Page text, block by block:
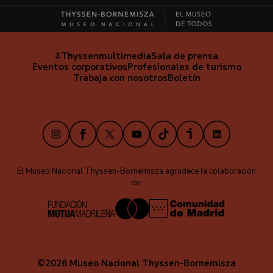
Navegación
secundaria
#ThyssenmultimediaSala de prensa
Eventos corporativosProfesionales de turismo
Trabaja con nosotrosBoletín
InstagramFacebook
X YoutubeTikTokiVooxLinkedIn
El Museo Nacional Thyssen-Bornemisza agradece la colaboración
de:
©2026 Museo Nacional Thyssen-Bornemisza